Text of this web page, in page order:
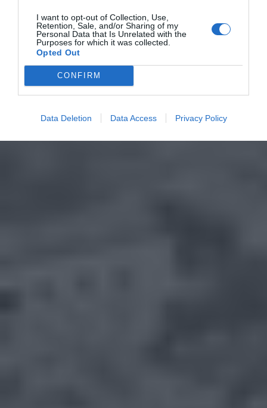
I want to opt-out of Collection, Use,
Retention, Sale, and/or Sharing of my
Personal Data that Is Unrelated with the
Purposes for which it was collected.
Opted Out
CONFIRM
Data Deletion Data Access Privacy Policy